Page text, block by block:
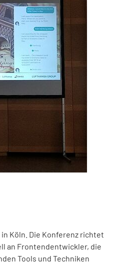
in Köln. Die Konferenz richtet
an Frontendentwickler, die
Tools und Techniken